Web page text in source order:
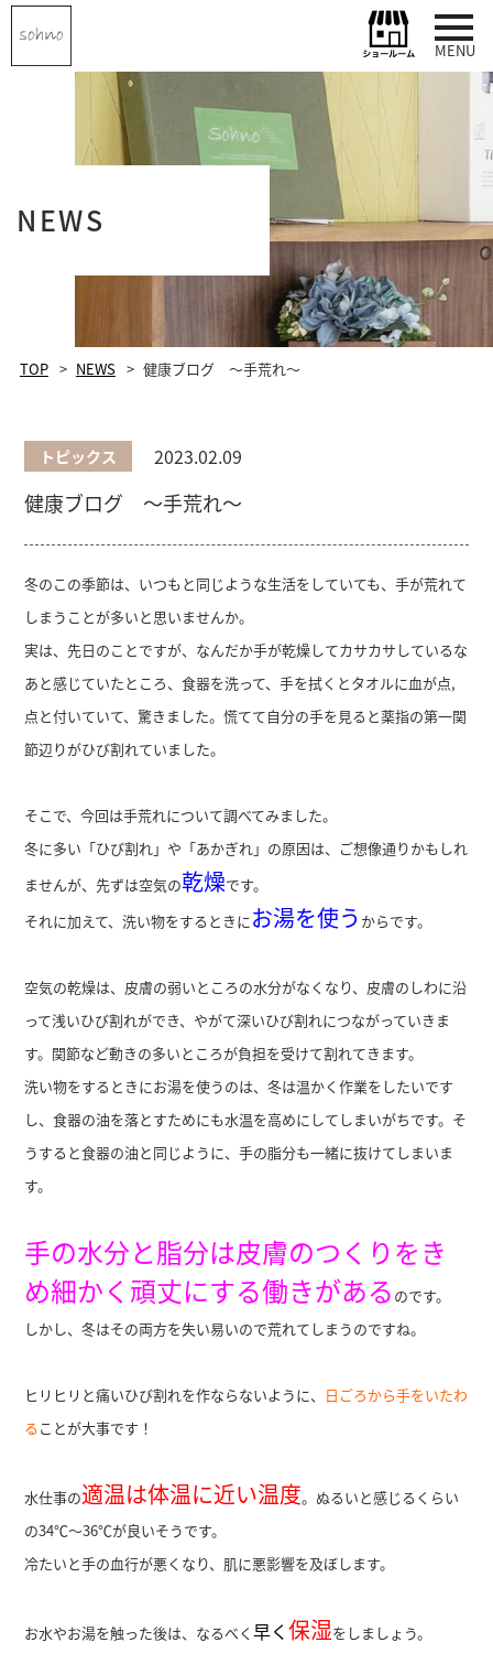
MENU
NEWS
TOP NEWS 健康ブログ ～手荒れ～
トピックス 2023.02.09
健康ブログ ～手荒れ～
冬のこの季節は、いつもと同じような生活をしていても、手が荒れて
しまうことが多いと思いませんか。
実は、先日のことですが、なんだか手が乾燥してカサカサしているな
あと感じていたところ、食器を洗って、手を拭くとタオルに血が点,
点と付いていて、驚きました。慌てて自分の手を見ると薬指の第一関
節辺りがひび割れていました。
そこで、今回は手荒れについて調べてみました。
冬に多い「ひび割れ」や「あかぎれ」の原因は、ご想像通りかもしれ
ませんが、先ずは空気の乾燥です。
それに加えて、洗い物をするときにお湯を使う からです。
空気の乾燥は、皮膚の弱いところの水分がなくなり、皮膚のしわに沿
って浅いひび割れができ、やがて深いひび割れにつながっていきま
す。関節など動きの多いところが負担を受けて割れてきます。
洗い物をするときにお湯を使うのは、冬は温かく作業をしたいです
し、食器の油を落とすためにも水温を高めにしてしまいがちです。そ
うすると食器の油と同じように、手の脂分も一緒に抜けてしまいま
す。
手の水分と脂分は皮膚のつくりをき
め細かく頑丈にする働きがある のです。
しかし、冬はその両方を失い易いので荒れてしまうのですね。
ヒリヒリと痛いひび割れを作ならないように、 日ごろから手をいたわ
る ことが大事です！
水仕事の適温は体温に近い温度。ぬるいと感じるくらい
の34℃～36℃が良いそうです。
冷たいと手の血行が悪くなり、肌に悪影響を及ぼします。
お水やお湯を触った後は、なるべく早く保湿をしましょう。